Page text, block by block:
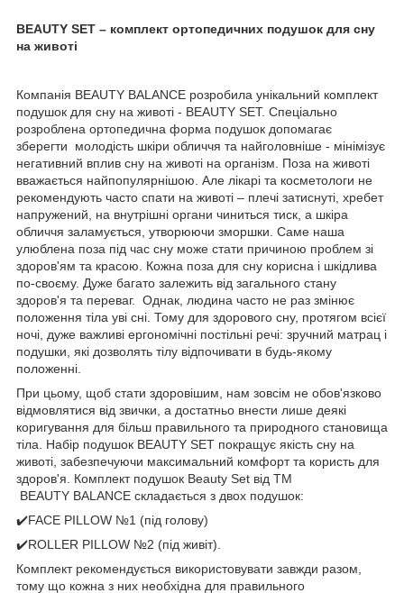
BEAUTY SET – комплект ортопедичних подушок для сну
на животі
Компанія BEAUTY BALANCE розробила унікальний комплект
подушок для сну на животі - BEAUTY SET. Спеціально
розроблена ортопедична форма подушок допомагає
зберегти молодість шкіри обличчя та найголовніше - мінімізує
негативний вплив сну на животі на організм. Поза на животі
вважається найпопулярнішою. Але лікарі та косметологи не
рекомендують часто спати на животі – плечі затиснуті, хребет
напружений, на внутрішні органи чиниться тиск, а шкіра
обличчя заламується, утворюючи зморшки. Саме наша
улюблена поза під час сну може стати причиною проблем зі
здоров'ям та красою. Кожна поза для сну корисна і шкідлива
по-своєму. Дуже багато залежить від загального стану
здоров'я та переваг. Однак, людина часто не раз змінює
положення тіла уві сні. Тому для здорового сну, протягом всієї
ночі, дуже важливі ергономічні постільні речі: зручний матрац і
подушки, які дозволять тілу відпочивати в будь-якому
положенні.
При цьому, щоб стати здоровішим, нам зовсім не обов'язково
відмовлятися від звички, а достатньо внести лише деякі
коригування для більш правильного та природного становища
тіла. Набір подушок BEAUTY SET покращує якість сну на
животі, забезпечуючи максимальний комфорт та користь для
здоров'я. Комплект подушок Вeauty Set від TM
BEAUTY BALANCE складається з двох подушок:
✔️FACE PILLOW №1 (під голову)
✔️ROLLER PILLOW №2 (під живіт).
Комплект рекомендується використовувати завжди разом,
тому що кожна з них необхідна для правильного